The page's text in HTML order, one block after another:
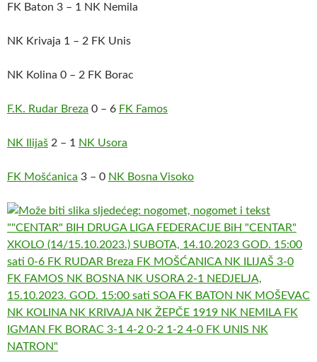
FK Baton 3 – 1 NK Nemila
NK Krivaja 1 – 2 FK Unis
NK Kolina 0 – 2 FK Borac
F.K. Rudar Breza 0 – 6 FK Famos
NK Ilijaš 2 – 1 NK Usora
FK Mošćanica 3 – 0 NK Bosna Visoko